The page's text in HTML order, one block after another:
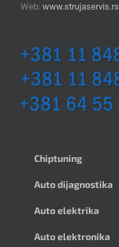
Web: www.strujaservis.rs
Chiptuning
Auto dijagnostika
Auto elektrika
Auto elektronika